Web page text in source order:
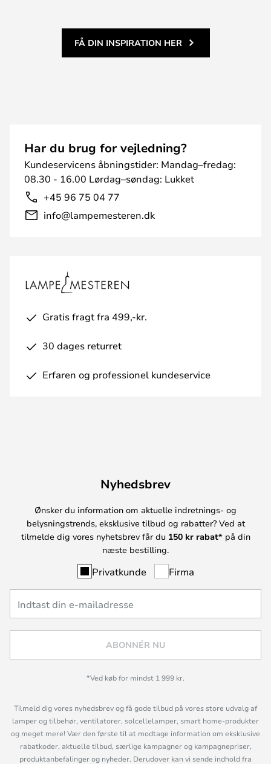
FÅ DIN INSPIRATION HER
Har du brug for vejledning?
Kundeservicens åbningstider: Mandag–fredag:
08.30 - 16.00 Lørdag–søndag: Lukket
+45 96 75 04 77
info@lampemesteren.dk
Gratis fragt fra 499,-kr.
30 dages returret
Erfaren og professionel kundeservice
Nyhedsbrev
Ønsker du information om aktuelle indretnings- og
belysningstrends, eksklusive tilbud og rabatter? Ved at
tilmelde dig vores nyhetsbrev får du 150 kr rabat* på din
næste bestilling.
Privatkunde Firma
ABONNÉR NU
*Ved køb for mindst 1 999 kr.
Tilmeld dig vores nyhedsbrev og få gode tilbud på vores store udvalg af
lamper og tilbehør, ventilatorer, solcellelamper, smart home-produkter
og meget mere! Vær den første til at modtage information om eksklusive
rabatkoder, aktuelle tilbud, særlige kampagner og kampagnepriser,
produktanbefalinger og nyheder. Derudover kan vi sende indhold fra